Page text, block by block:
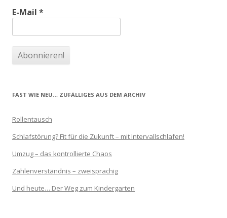
E-Mail *
FAST WIE NEU… ZUFÄLLIGES AUS DEM ARCHIV
Rollentausch
Schlafstörung? Fit für die Zukunft – mit Intervallschlafen!
Umzug – das kontrollierte Chaos
Zahlenverständnis – zweisprachig
Und heute… Der Weg zum Kindergarten